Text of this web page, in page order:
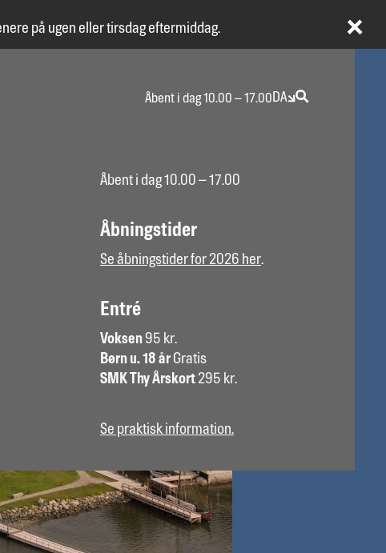
på ugen eller tirsdag eftermiddag.
Åbent i dag 10.00 – 17.00 DA
Åbent i dag 10.00 – 17.00
Åbningstider
Se åbningstider for 2026 her.
Entré
Voksen 95 kr.
Børn u. 18 år Gratis
SMK Thy Årskort 295 kr.
Se praktisk information.